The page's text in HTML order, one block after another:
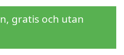
gratis och utan